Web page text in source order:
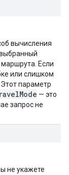
вычисления
Если
или слишком
параметр
— это
запрос не
не укажете